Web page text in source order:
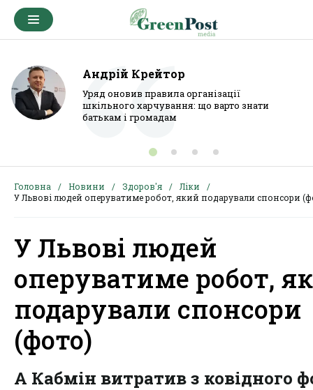
Андрій Крейтор
Уряд оновив правила організації
шкільного харчування: що варто знати
батькам і громадам
Головна Новини Здоров'я
Ліки
У Львові людей оперуватиме робот, який подарували спонсори
У Львові людей
оперуватиме робот,
подарували спонсори
(фото)
А Кабмін витратив з ковідного